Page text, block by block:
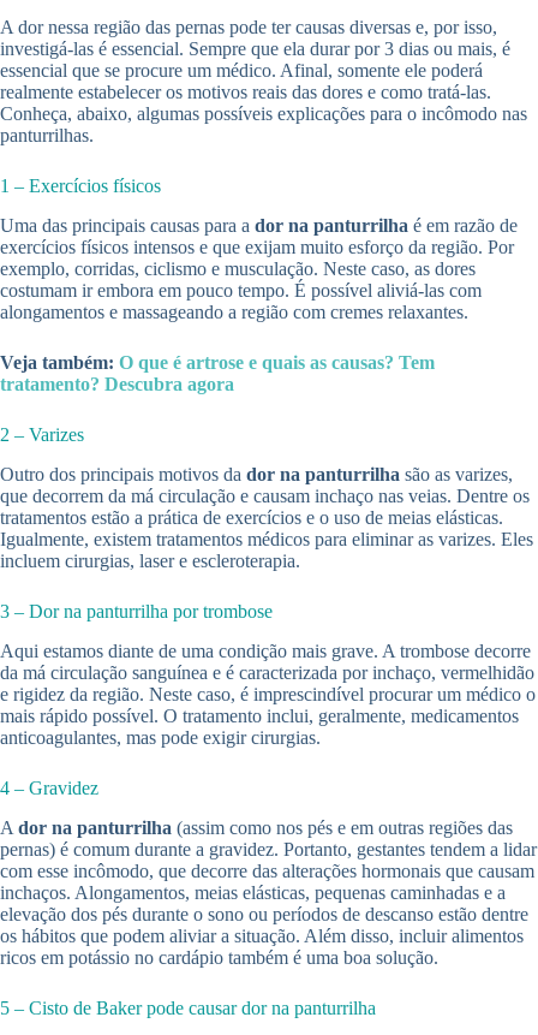
A dor nessa região das pernas pode ter causas diversas e, por isso,
investigá-las é essencial. Sempre que ela durar por 3 dias ou mais, é
essencial que se procure um médico. Afinal, somente ele poderá
realmente estabelecer os motivos reais das dores e como tratá-las.
Conheça, abaixo, algumas possíveis explicações para o incômodo nas
panturrilhas.
1 – Exercícios físicos
Uma das principais causas para a dor na panturrilha é em razão de
exercícios físicos intensos e que exijam muito esforço da região. Por
exemplo, corridas, ciclismo e musculação. Neste caso, as dores
costumam ir embora em pouco tempo. É possível aliviá-las com
alongamentos e massageando a região com cremes relaxantes.
Veja também: O que é artrose e quais as causas? Tem
tratamento? Descubra agora
2 – Varizes
Outro dos principais motivos da dor na panturrilha são as varizes,
que decorrem da má circulação e causam inchaço nas veias. Dentre os
tratamentos estão a prática de exercícios e o uso de meias elásticas.
Igualmente, existem tratamentos médicos para eliminar as varizes. Eles
incluem cirurgias, laser e escleroterapia.
3 – Dor na panturrilha por trombose
Aqui estamos diante de uma condição mais grave. A trombose decorre
da má circulação sanguínea e é caracterizada por inchaço, vermelhidão
e rigidez da região. Neste caso, é imprescindível procurar um médico o
mais rápido possível. O tratamento inclui, geralmente, medicamentos
anticoagulantes, mas pode exigir cirurgias.
4 – Gravidez
A dor na panturrilha (assim como nos pés e em outras regiões das
pernas) é comum durante a gravidez. Portanto, gestantes tendem a lidar
com esse incômodo, que decorre das alterações hormonais que causam
inchaços. Alongamentos, meias elásticas, pequenas caminhadas e a
elevação dos pés durante o sono ou períodos de descanso estão dentre
os hábitos que podem aliviar a situação. Além disso, incluir alimentos
ricos em potássio no cardápio também é uma boa solução.
5 – Cisto de Baker pode causar dor na panturrilha